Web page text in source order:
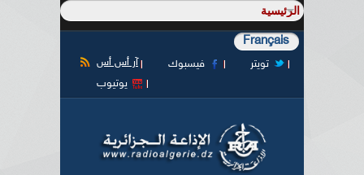
Français
آر أس أس فيسبوك
تويتر
يوتيوب